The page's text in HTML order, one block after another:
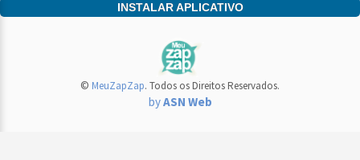
INSTALAR APLICATIVO
© MeuZapZap. Todos os Direitos Reservados.
byASN Web